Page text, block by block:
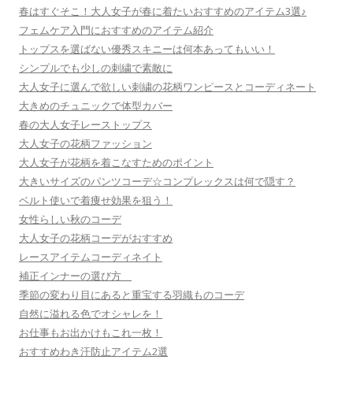
春はすぐそこ！大人女子が春に着たいおすすめのアイテム3選♪
フェムケア入門におすすめのアイテム紹介
トップスを選ばない優秀スキニーは何本あってもいい！
シンプルでも少しの刺繍で素敵に
大人女子に選んで欲しい刺繍の花柄ワンピースとコーディネート
大きめのチュニックで体型カバー
春の大人女子レーストップス
大人女子の花柄ファッション
大人女子が花柄を着こなすためのポイント
大きいサイズのパンツコーデ☆コンプレックスは何で隠す？
ベルト使いで着痩せ効果を狙う！
女性らしい秋のコーデ
大人女子の花柄コーデがおすすめ
レースアイテムコーディネイト
補正インナーの選び方
季節の変わり目にあると重宝する羽織ものコーデ
自然に溢れる色でオシャレを！
お仕事もお出かけもこれ一枚！
おすすめわき汗防止アイテム2選